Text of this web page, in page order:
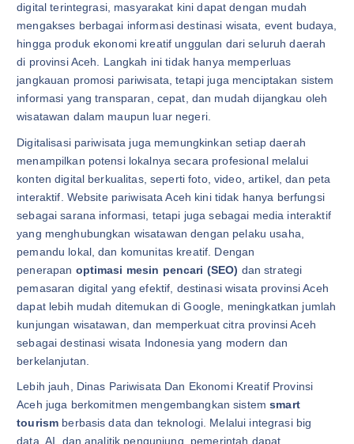
digital terintegrasi, masyarakat kini dapat dengan mudah
mengakses berbagai informasi destinasi wisata, event budaya,
hingga produk ekonomi kreatif unggulan dari seluruh daerah
di provinsi Aceh. Langkah ini tidak hanya memperluas
jangkauan promosi pariwisata, tetapi juga menciptakan sistem
informasi yang transparan, cepat, dan mudah dijangkau oleh
wisatawan dalam maupun luar negeri.
Digitalisasi pariwisata juga memungkinkan setiap daerah
menampilkan potensi lokalnya secara profesional melalui
konten digital berkualitas, seperti foto, video, artikel, dan peta
interaktif. Website pariwisata Aceh kini tidak hanya berfungsi
sebagai sarana informasi, tetapi juga sebagai media interaktif
yang menghubungkan wisatawan dengan pelaku usaha,
pemandu lokal, dan komunitas kreatif. Dengan
penerapan optimasi mesin pencari (SEO) dan strategi
pemasaran digital yang efektif, destinasi wisata provinsi Aceh
dapat lebih mudah ditemukan di Google, meningkatkan jumlah
kunjungan wisatawan, dan memperkuat citra provinsi Aceh
sebagai destinasi wisata Indonesia yang modern dan
berkelanjutan.
Lebih jauh, Dinas Pariwisata Dan Ekonomi Kreatif Provinsi
Aceh juga berkomitmen mengembangkan sistemsmart
tourism berbasis data dan teknologi. Melalui integrasi big
data, AI, dan analitik pengunjung, pemerintah dapat